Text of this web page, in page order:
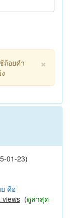
×
ถ้อยคำ
01-23)
คือ
views (ดูล่าสุด